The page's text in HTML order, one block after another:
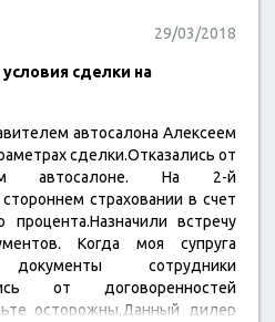
29/03/2018
сделки на
автосалона Алексеем
сделки.Отказались от
автосалоне. На 2-й
страховании в счет
процента.Назначили встречу
Когда моя супруга
документы сотрудники
от договоренностей
осторожны.Данный дилер